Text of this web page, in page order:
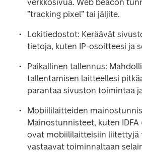
verkkosivua. Web beacon
”tracking pixel” tai jäljite.
Lokitiedostot: Keräävät
tietoja, kuten IP-osoitteesi ja
Paikallinen tallennus:
tallentamisen laitteellesi
parantaa sivuston toimintaa
Mobiililaitteiden
Mainostunnisteet, kuten IDFA
ovat mobiililaitteisiin liitettyjä
vastaavat toiminnaltaan